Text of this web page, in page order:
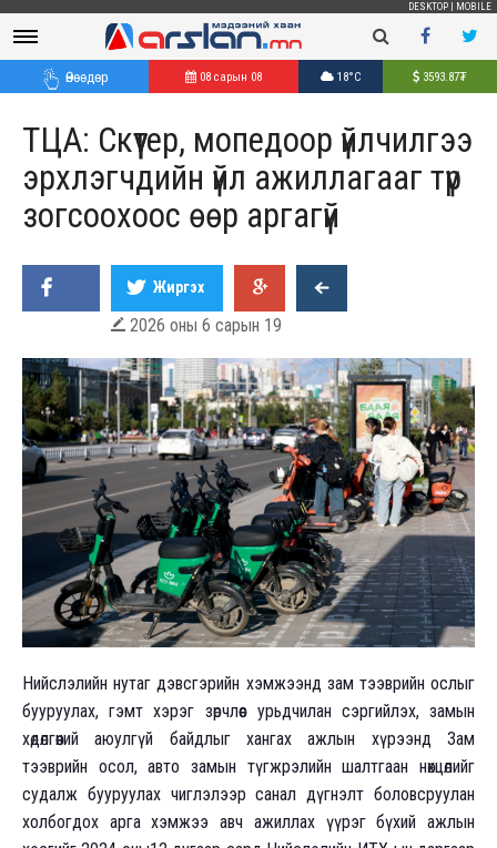
DESKTOP MOBILE
Өнөөдөр 08 сарын 08 18°C 3593.87₮
ТЦА: Скүүтер, мопедоор үйлчилгээ
эрхлэгчдийн үйл ажиллагааг түр
зогсоохоос өөр аргагүй
Жиргэх
 2026 оны 6 сарын 19
Нийслэлийн нутаг дэвсгэрийн хэмжээнд зам тээврийн ослыг
бууруулах, гэмт хэрэг зөрчлөөс урьдчилан сэргийлэх, замын
хөдөлгөөний аюулгүй байдлыг хангах ажлын хүрээнд Зам
тээврийн осол, авто замын түгжрэлийн шалтгаан нөхцөлийг
судалж бууруулах чиглэлээр санал дүгнэлт боловсруулан
холбогдох арга хэмжээ авч ажиллах үүрэг бүхий ажлын